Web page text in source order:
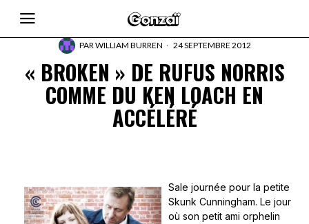
PARWILLIAM BURREN 24 SEPTEMBRE 2012
« BROKEN » DE RUFUS NORRIS
COMME DU KEN LOACH EN
ACCÉLÉRÉ
Sale journée pour la petite
Skunk Cunningham. Le jour
où son petit ami orphelin